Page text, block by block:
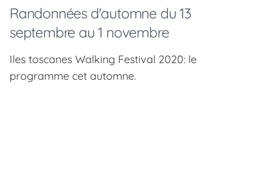
Randonnées d'automne du 13
septembre au 1 novembre
Iles toscanes Walking Festival 2020: le
programme cet automne.